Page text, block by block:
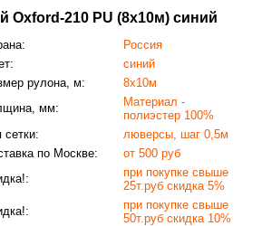
Oxford-210 PU (8х10м) синий
Россия
синий
рулона, м:
8х10м
мм:
Материал -
полиэстер 100%
сетки:
люверсы, шаг 0,5м
по Москве:
от 500 руб
при покупке свыше
25т.руб скидка 5%
при покупке свыше
50т.руб скидка 10%